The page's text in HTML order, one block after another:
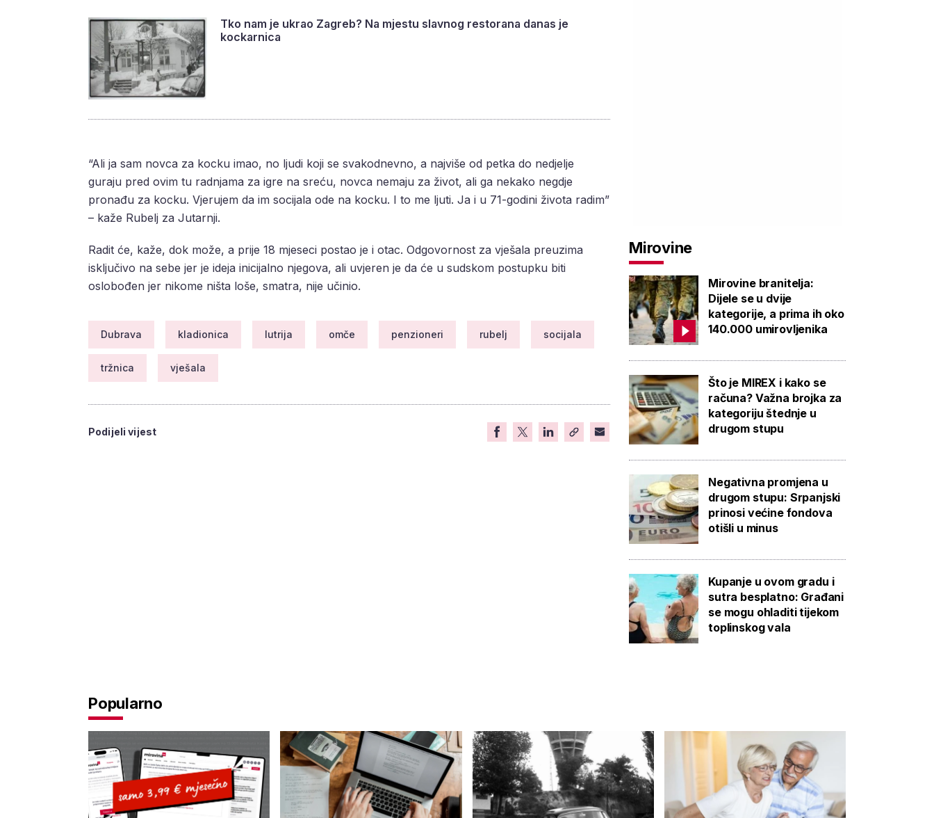
Tko nam je ukrao Zagreb? Na mjestu slavnog restorana danas je
kockarnica
“Ali ja sam novca za kocku imao, no ljudi koji se svakodnevno, a najviše od petka do nedjelje
guraju pred ovim tu radnjama za igre na sreću, novca nemaju za život, ali ga nekako negdje
pronađu za kocku. Vjerujem da im socijala ode na kocku. I to me ljuti. Ja i u 71-godini života radim”
– kaže Rubelj za Jutarnji.
Radit će, kaže, dok može, a prije 18 mjeseci postao je i otac. Odgovornost za vješala preuzima
isključivo na sebe jer je ideja inicijalno njegova, ali uvjeren je da će u sudskom postupku biti
oslobođen jer nikome ništa loše, smatra, nije učinio.
Dubrava kladionica lutrija omče penzioneri rubelj socijala
tržnica vješala
Podijeli vijest
Mirovine
Mirovine branitelja:
Dijele se u dvije
kategorije, a prima ih oko
140.000 umirovljenika
Što je MIREX i kako se
računa? Važna brojka za
kategoriju štednje u
drugom stupu
Negativna promjena u
drugom stupu: Srpanjski
prinosi većine fondova
otišli u minus
Kupanje u ovom gradu i
sutra besplatno: Građani
se mogu ohladiti tijekom
toplinskog vala
Popularno